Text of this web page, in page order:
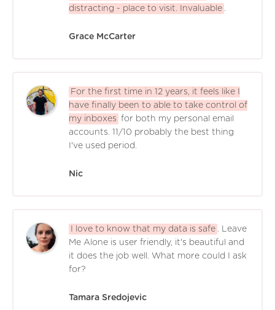
distracting - place to visit. Invaluable
Grace McCarter
For the first time in 12 years, it feels like I
have finally been to able to take control of
my inboxes for both my personal email
accounts. 11/10 probably the best thing
I've used period.
Nic
I love to know that my data is safe
. Leave
Me Alone is user friendly, it's beautiful and
it does the job well. What more could I ask
for?
Tamara Sredojevic